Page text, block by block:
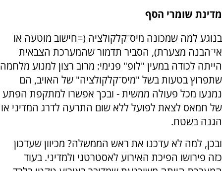
מדינת שומרי הסף
בנוגע למה שמכונה מיס־קלקולציה (=חישוב מוטעה או
אי־הבנה מצערת), הסביר תדמור שהמערכת הצבאית
הייתה לכודה במעין "לופ" פנימי: מרוב רצון למנוע מלחמה
שתפרוץ בטעות בשל "מיס־קלקולציה" של האויב, הם
נמנעו מכל פעולה ממשית - ובכך אפשרו למתקפת הפתע
של חמאס לצאת לפועל ללא שום התרעה לדרג המדיני או
הגנה בשטח.
ובכן, למה לא עדכנו את ראש הממשלה? מכיוון שעדכון
כזה פירושו הפיכת האירוע לאסטרטגי ולמדיני. בעוד